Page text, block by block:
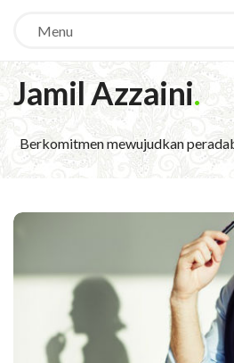
Menu
Jamil Azzaini.
Berkomitmen mewujudkan